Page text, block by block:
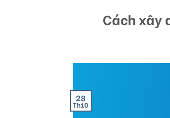
Cách xây
28
Th10